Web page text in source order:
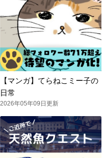
【マンガ】てらねこミー子の
日常
2026年05年09日更新